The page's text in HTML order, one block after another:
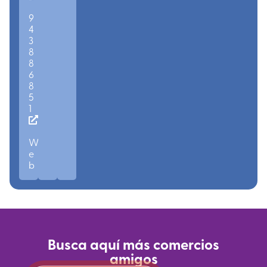
9
4
3
8
8
6
8
5
1
W
e
b
Busca aquí más comercios
amigos